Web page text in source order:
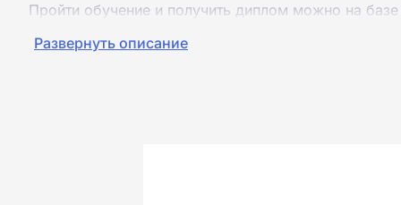
Пройти обучение и получить диплом можно на
Развернуть описание